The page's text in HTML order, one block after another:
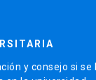
y consejo si se